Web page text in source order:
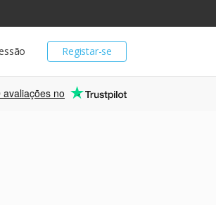
Registar-se
avaliações no